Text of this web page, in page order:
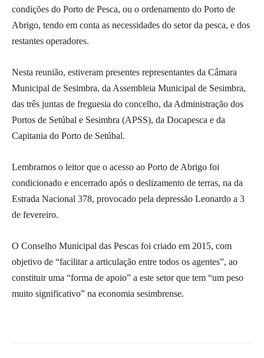
condições do Porto de Pesca, ou o ordenamento do Porto de
Abrigo, tendo em conta as necessidades do setor da pesca, e dos
restantes operadores.
Nesta reunião, estiveram presentes representantes da Câmara
Municipal de Sesimbra, da Assembleia Municipal de Sesimbra,
das três juntas de freguesia do concelho, da Administração dos
Portos de Setúbal e Sesimbra (APSS), da Docapesca e da
Capitania do Porto de Setúbal.
Lembramos o leitor que o acesso ao Porto de Abrigo foi
condicionado e encerrado após o deslizamento de terras, na da
Estrada Nacional 378, provocado pela depressão Leonardo a 3
de fevereiro.
O Conselho Municipal das Pescas foi criado em 2015, com
objetivo de “facilitar a articulação entre todos os agentes”, ao
constituir uma “forma de apoio” a este setor que tem “um peso
muito significativo” na economia sesimbrense.